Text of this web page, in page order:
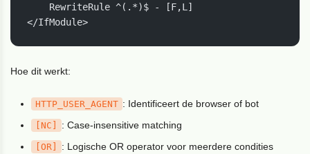
    RewriteRule ^(.*)$ - [F,L]
</IfModule>
Hoe dit werkt:
HTTP_USER_AGENT : Identificeert de browser of bot
[NC] : Case-insensitive matching
[OR] : Logische OR operator voor meerdere condities